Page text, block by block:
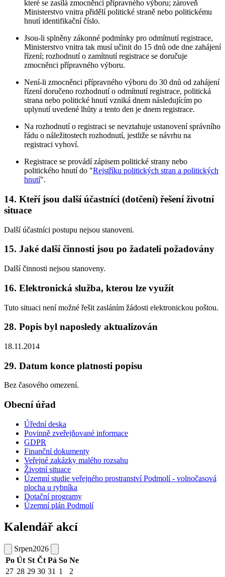
které se zasílá zmocněnci přípravného výboru; zároveň
Ministerstvo vnitra přidělí politické straně nebo politickému
hnutí identifikační číslo.
Jsou-li splněny zákonné podmínky pro odmítnutí registrace,
Ministerstvo vnitra tak musí učinit do 15 dnů ode dne zahájení
řízení; rozhodnutí o zamítnutí registrace se doručuje
zmocněnci přípravného výboru.
Není-li zmocněnci přípravného výboru do 30 dnů od zahájení
řízení doručeno rozhodnutí o odmítnutí registrace, politická
strana nebo politické hnutí vzniká dnem následujícím po
uplynutí uvedené lhůty a tento den je dnem registrace.
Na rozhodnutí o registraci se nevztahuje ustanovení správního
řádu o náležitostech rozhodnutí, jestliže se návrhu na
registraci vyhoví.
Registrace se provádí zápisem politické strany nebo
politického hnutí do "Rejstříku politických stran a politických
hnutí".
14. Kteří jsou další účastníci (dotčení) řešení životní
situace
Další účastníci postupu nejsou stanoveni.
15. Jaké další činnosti jsou po žadateli požadovány
Další činnosti nejsou stanoveny.
16. Elektronická služba, kterou lze využít
Tuto situaci není možné řešit zasláním žádosti elektronickou poštou.
28. Popis byl naposledy aktualizován
18.11.2014
29. Datum konce platnosti popisu
Bez časového omezení.
Obecní úřad
Úřední deska
Povinně zveřejňované informace
GDPR
Finanční dokumenty
Veřejné zakázky malého rozsahu
Životní situace
Územní studie veřejného prostranství Podmolí - volnočasová
plocha u rybníka
Dotační programy
Územní plán Podmolí
Kalendář akcí
Srpen2026
Po Út St Čt Pá So Ne
27 28 29 30 31 1
2